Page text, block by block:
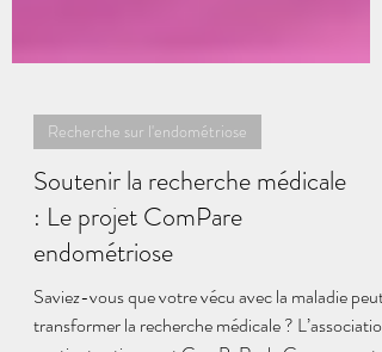
Recherche sur l'endométriose
Soutenir la recherche médicale
: Le projet ComPare
endométriose